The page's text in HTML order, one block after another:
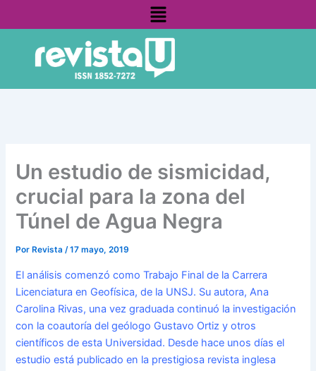
Menú
Un estudio de sismicidad,
crucial para la zona del
Túnel de Agua Negra
Por Revista/17 mayo, 2019
El análisis comenzó como Trabajo Final de la Carrera
Licenciatura en Geofísica, de la UNSJ. Su autora, Ana
Carolina Rivas, una vez graduada continuó la investigación
con la coautoría del geólogo Gustavo Ortiz y otros
científicos de esta Universidad. Desde hace unos días el
estudio está publicado en la prestigiosa revista inglesa